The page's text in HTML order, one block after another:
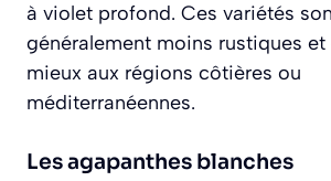
à violet profond. Ces variétés
généralement moins rustiques
mieux aux régions côtières ou
méditerranéennes.
Les agapanthes blanches